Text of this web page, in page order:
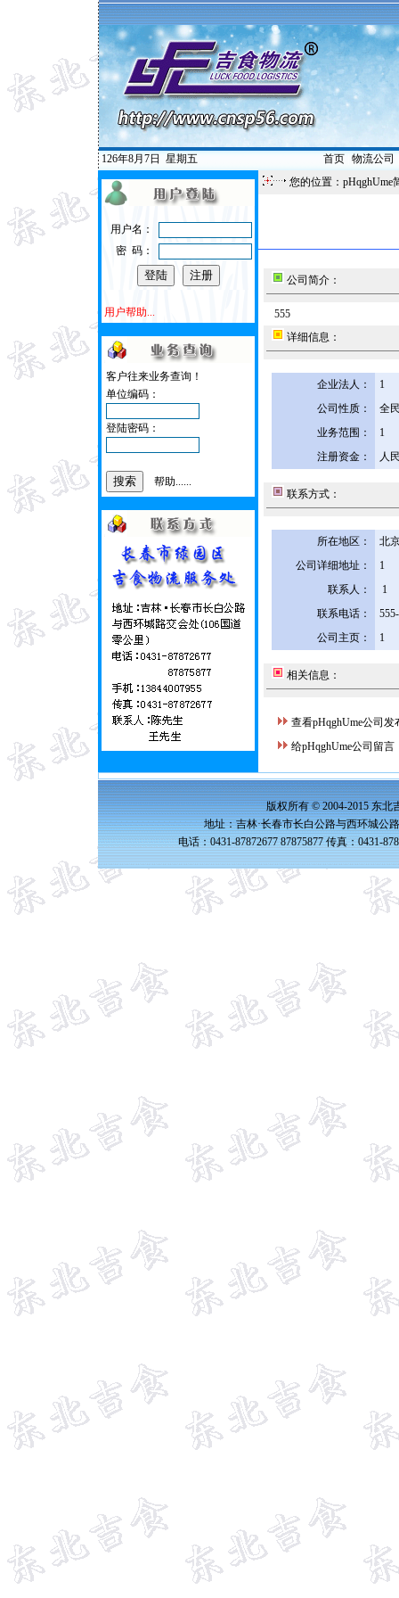
126年8月7日 星期五 首页| 物流公司
用户名：
密 码：
用户帮助...
客户往来业务查询！
单位编码：
登陆密码：
帮助......
您的位置：pHqghUme
公司简介：
555
详细信息：
企业法人：
1
公司性质：
全
业务范围：
1
注册资金：
人
联系方式：
所在地区：
北
公司详细地址：
1
联系人：
1
联系电话：
公司主页：
1
相关信息：
查看pHqghUme公司发
给pHqghUme公司留言
版权所有 © 2004-2015 东北
地址：吉林·长春市长白公路与西环城公
电话：0431-87872677 87875877 传真：0431-